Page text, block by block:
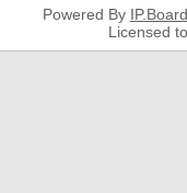
Powered By IP.Board
Licensed